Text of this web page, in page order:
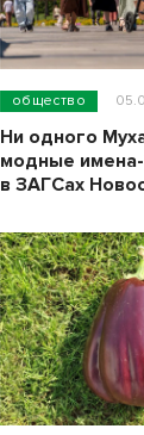
общество
Ни одного
модные
в ЗАГСах